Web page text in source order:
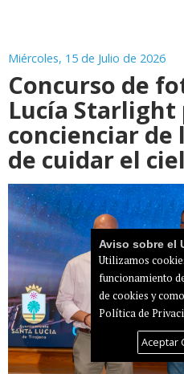
Miércoles, 15 de Julio de 2026
Concurso de
Lucía Starlight
concienciar
de cuidar el
Aviso sobre el
Utilizamos
funcionamiento
de cookies y
Política de
Aceptar